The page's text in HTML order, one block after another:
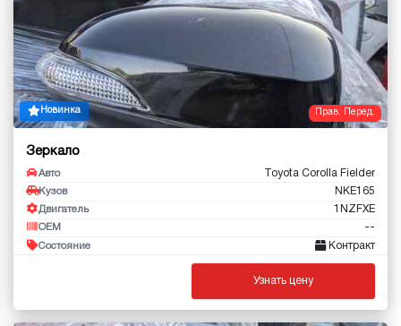
Прав. Перед.
Новинка
Зеркало
Авто Toyota Corolla Fielder
Кузов NKE165
Двигатель 1NZFXE
OEM --
Состояние Контракт
Узнать цену